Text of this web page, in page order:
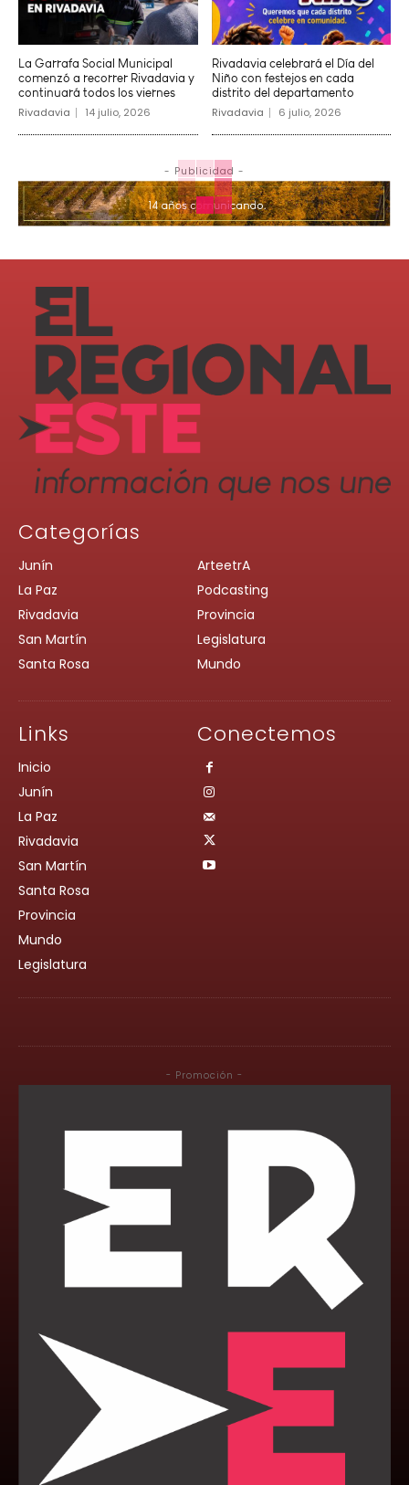
La Garrafa Social Municipal
comenzó a recorrer Rivadavia y
continuará todos los viernes
Rivadavia 14 julio, 2026
Rivadavia celebrará el Día del
Niño con festejos en cada
distrito del departamento
Rivadavia 6 julio, 2026
- Publicidad -
Categorías
Junín
La Paz
Rivadavia
San Martín
Santa Rosa
ArteetrA
Podcasting
Provincia
Legislatura
Mundo
Links
Inicio
Junín
La Paz
Rivadavia
San Martín
Santa Rosa
Provincia
Mundo
Legislatura
Conectemos
- Promoción -